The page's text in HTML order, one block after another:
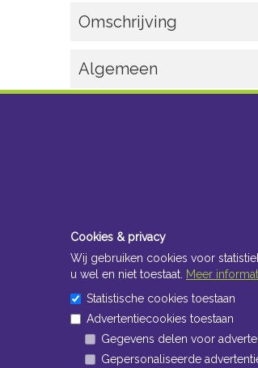
Omschrijving
Algemeen
Cookies & privacy
Wij gebruiken cookies voor
u wel en niet toestaat. Meer
Statistische cookies toestaan
Advertentiecookies toestaan
Gegevens delen voor
Gepersonaliseerde